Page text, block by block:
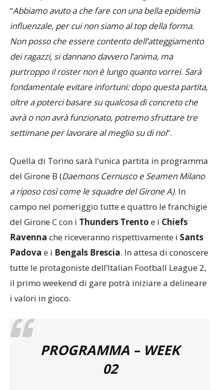
comunquedeterminati a non sfigurare:
“Abbiamo avuto a che fare con una bella epidemia
influenzale, per cui non siamo al top della forma.
Non posso che essere contento dell’atteggiamento
dei ragazzi, si dannano davvero l’anima, ma
purtroppo il roster non è lungo quanto vorrei. Sarà
fondamentale evitare infortuni: dopo questa partita,
oltre a poterci basare su qualcosa di concreto che
avrà o non avrà funzionato, potremo sfruttare tre
Quella di Torino sarà l’unica partita in programma
del Girone B (Daemons Cernusco e Seamen Milano
a riposo così come le squadre del Girone A). In
campo nel pomeriggio tutte e quattro le franchigie
del Girone C con iThunders Trentoe iChiefs
Ravennache riceveranno rispettivamente iSants
Padovae iBengals Brescia. In attesa di conoscere
tutte le protagoniste dell’Italian Football League 2,
il primo weekend di gare potrà iniziare a delineare
i valori in gioco.
PROGRAMMA – WEEK